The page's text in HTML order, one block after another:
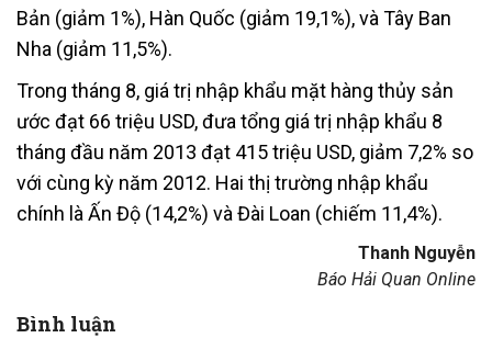
Bản (giảm 1%), Hàn Quốc (giảm 19,1%), và Tây Ban
Nha (giảm 11,5%).
Trong tháng 8, giá trị nhập khẩu mặt hàng thủy sản
ước đạt 66 triệu USD, đưa tổng giá trị nhập khẩu 8
tháng đầu năm 2013 đạt 415 triệu USD, giảm 7,2% so
với cùng kỳ năm 2012. Hai thị trường nhập khẩu
chính là Ấn Độ (14,2%) và Đài Loan (chiếm 11,4%).
Thanh Nguyễn
Báo Hải Quan Online
Bình luận